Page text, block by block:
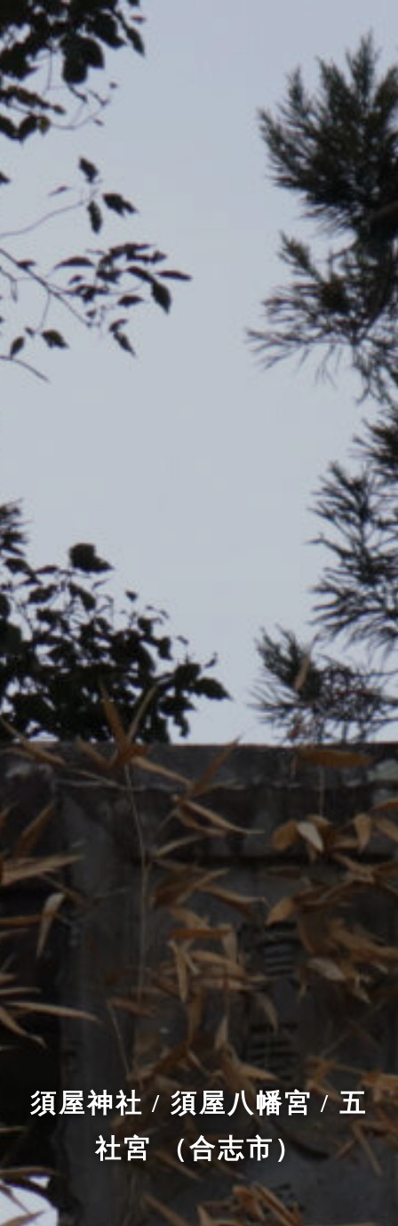
須屋神社 / 須屋八幡宮 / 五
社宮 （合志市）